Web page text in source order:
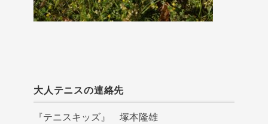
大人テニスの連絡先
『テニスキッズ』 塚本隆雄